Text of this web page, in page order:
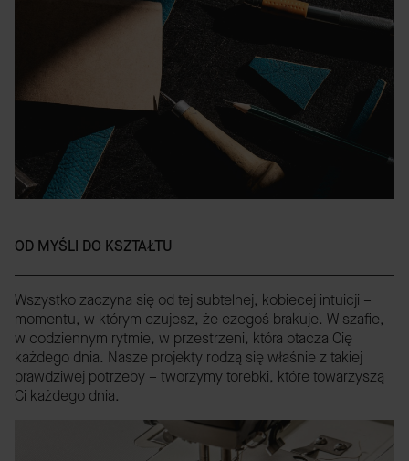
OD MYŚLI DO KSZTAŁTU
Wszystko zaczyna się od tej subtelnej, kobiecej intuicji –
momentu, w którym czujesz, że czegoś brakuje. W szafie,
w codziennym rytmie, w przestrzeni, która otacza Cię
każdego dnia. Nasze projekty rodzą się właśnie z takiej
prawdziwej potrzeby – tworzymy torebki, które towarzyszą
Ci każdego dnia.